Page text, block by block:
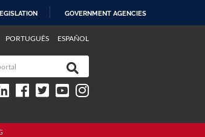
GOVERNMENT AGENCIES
PORTUGUÊS ESPAÑOL